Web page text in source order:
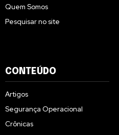
Quem Somos
Pesquisar no site
CONTEÚDO
Artigos
Segurança Operacional
Crônicas